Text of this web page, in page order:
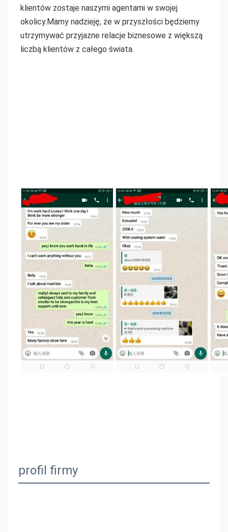
klientów zostaje naszymi agentami w swojej
okolicy.Mamy nadzieję, że w przyszłości będziemy
utrzymywać przyjazne relacje biznesowe z większą
liczbą klientów z całego świata.
profil firmy